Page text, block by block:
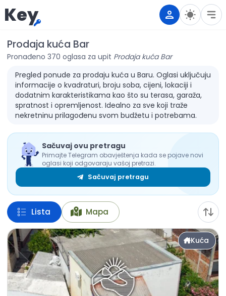
Key
Prodaja kuća Bar
Pronađeno 370 oglasa za upit Prodaja kuća Bar
Pregled ponude za prodaju kuća u Baru. Oglasi uključuju
informacije o kvadraturi, broju soba, cijeni, lokaciji i
dodatnim karakteristikama kao što su terasa, garaža,
spratnost i opremljenost. Idealno za sve koji traže
nekretninu prilagođenu svom budžetu i potrebama.
Sačuvaj ovu pretragu
Primajte Telegram obavještenja kada se pojave novi
oglasi koji odgovaraju vašoj pretrazi.
Sačuvaj pretragu
Lista Mapa
Kuća